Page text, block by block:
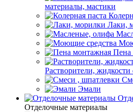
материалы, мастики
Лаки,
Пена
Растворители,
Эмали
Отделочные материалы